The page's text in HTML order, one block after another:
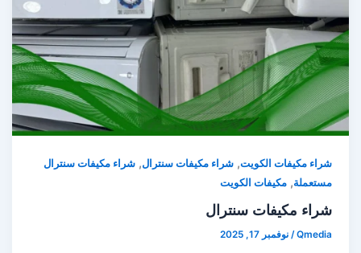
شراء مكيفات الكويت,شراء مكيفات سنترال,شراء مكيفات سنترال
مستعملة,مكيفات الكويت
شراء مكيفات سنترال
Qmedia
/نوفمبر 17, 2025